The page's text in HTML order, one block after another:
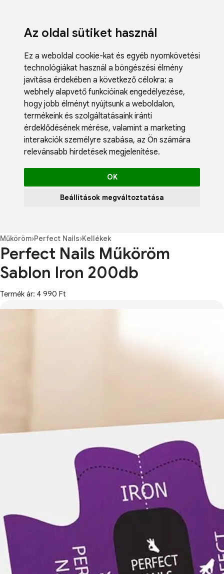
Az oldal sütiket használ
Ez a weboldal cookie-kat és egyéb nyomkövetési
technológiákat használ a böngészési élmény
javítása érdekében a következő célokra: a
webhely alapvető funkcióinak engedélyezése,
hogy jobb élményt nyújtsunk a weboldalon,
termékeink és szolgáltatásaink iránti
érdeklődésének mérése, valamint a marketing
interakciók személyre szabása, az Ön számára
relevánsabb hirdetések megjelenítése.
OK
Beállítások megváltoztatása
Blog
Műköröm›Perfect Nails›Kellékek
Perfect Nails Műköröm
Sablon Iron 200db
Termék ár: 4 990 Ft